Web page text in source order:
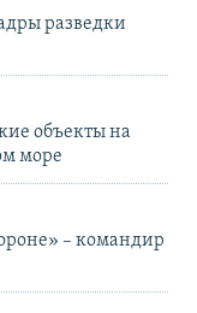
разведки
объекты на
море
– командир